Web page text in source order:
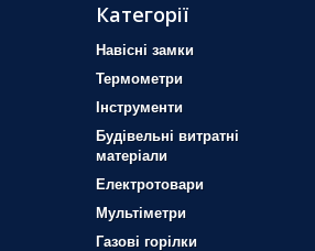
Категорії
Навісні замки
Термометри
Iнструменти
Будівельні витратні
матеріали
Електротовари
Мультіметри
Газові горілки